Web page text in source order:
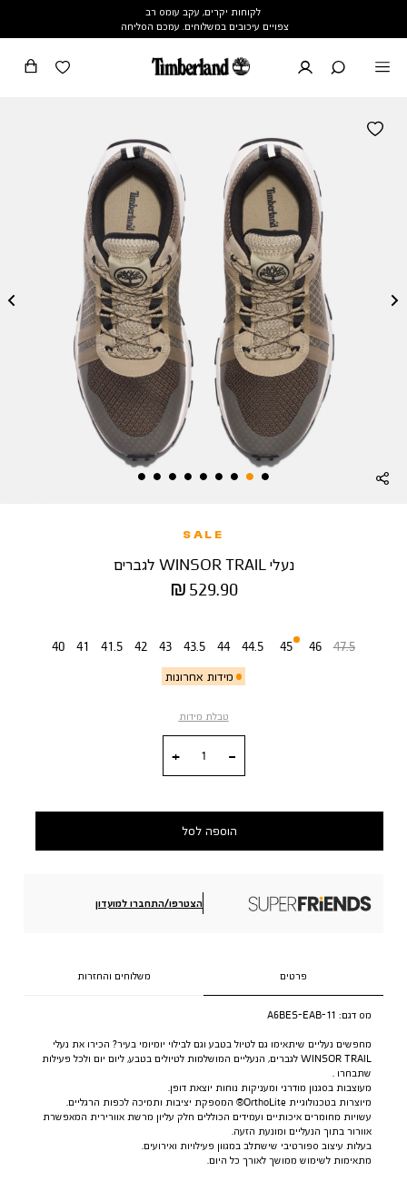
לקוחות יקרים, עקב עומס רב
צפויים עיכובים במשלוחים. עמכם הסליחה
SALE
נעלי WINSOR TRAIL לגברים
מחיר
529.90 ₪
40 41 41.5 42 43 43.5 44 44.5 45
מידות אחרונות
46 47.5
טבלת מידות
הוספה לסל
הצטרפו/התחברו למועדון
פרטים משלוחים והחזרות
מס דגם: A6BES-EAB-11
מחפשים נעליים שיתאימו גם לטיול בטבע וגם לבילוי יומיומי בעיר? הכירו את נעלי
WINSOR TRAIL לגברים, הנעליים המושלמות לטיולים בטבע, ליום יום ולכל פעילות
שתבחרו .
מעוצבות בסגנון מודרני ומעניקות נוחות יוצאת דופן.
מיוצרות בטכנולוגיית OrthoLite® המספקת יציבות ותמיכה לכפות הרגליים.
עשויות מחומרים איכותיים ועמידים הכוללים חלק עליון מרשת אוורירית המאפשרת
אוורור בתוך הנעליים ומונעת הזעה.
בעלות עיצוב ספורטיבי שישתלב במגוון פעילויות ואירועים.
מתאימות לשימוש ממושך לאורך כל היום.